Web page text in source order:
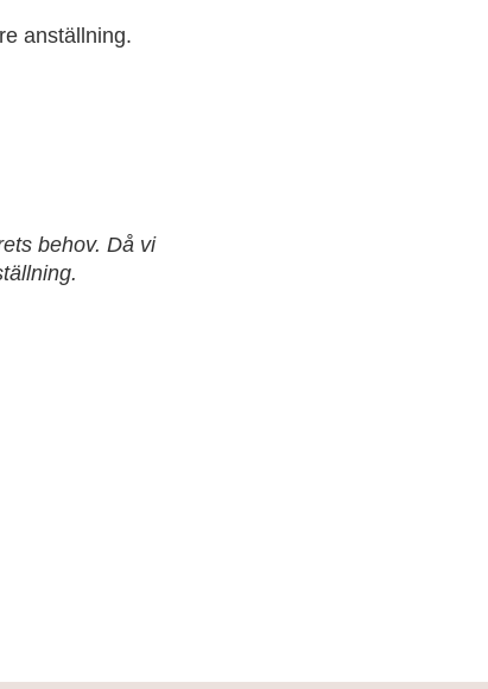
anställning.
behov. Då vi